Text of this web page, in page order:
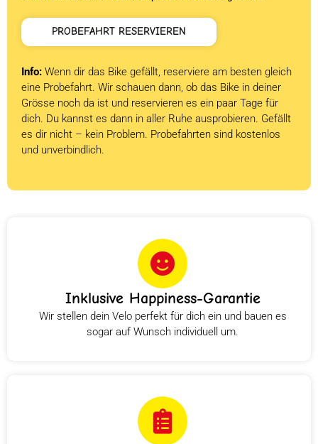
PROBEFAHRT RESERVIEREN
Info: Wenn dir das Bike gefällt, reserviere am besten gleich
eine Probefahrt. Wir schauen dann, ob das Bike in deiner
Grösse noch da ist und reservieren es ein paar Tage für
dich. Du kannst es dann in aller Ruhe ausprobieren. Gefällt
es dir nicht – kein Problem. Probefahrten sind kostenlos
und unverbindlich.
Inklusive Happiness-Garantie
Wir stellen dein Velo perfekt für dich ein und bauen es
sogar auf Wunsch individuell um.